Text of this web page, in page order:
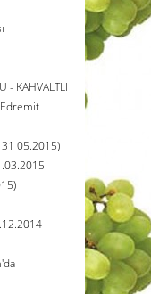
- KAHVALTLI
05.2015)